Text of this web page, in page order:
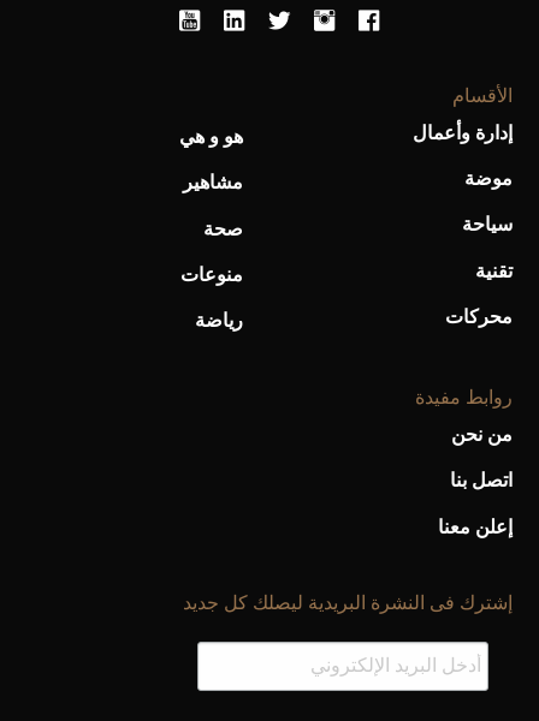
الأقسام
إدارة وأعمال
موضة
سياحة
تقنية
محركات
هو و هي
مشاهير
صحة
منوعات
رياضة
روابط مفيدة
من نحن
اتصل بنا
إعلن معنا
إشترك فى النشرة البريدية ليصلك كل جديد